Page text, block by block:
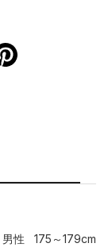
男性 175～179cm